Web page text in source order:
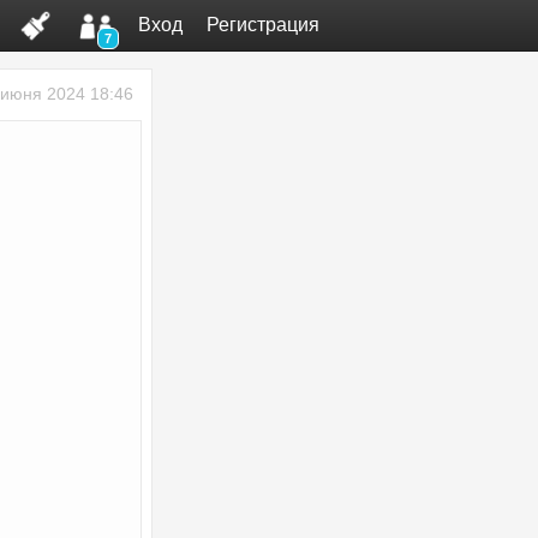
7
Вход Регистрация
2024 18:46